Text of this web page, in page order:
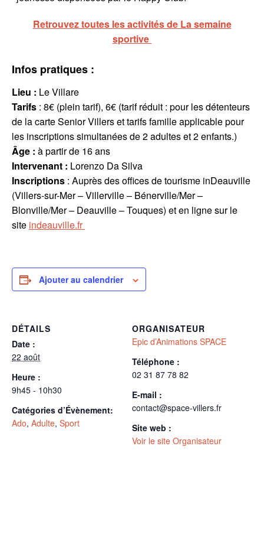
Retrouvez toutes les activités de La semaine
sportive
Infos pratiques :
Lieu : Le Villare
Tarifs : 8€ (plein tarif), 6€ (tarif réduit : pour les détenteurs
de la carte Senior Villers et tarifs famille applicable pour
les inscriptions simultanées de 2 adultes et 2 enfants.)
Âge : à partir de 16 ans
Intervenant : Lorenzo Da Silva
Inscriptions : Auprès des offices de tourisme inDeauville
(Villers-sur-Mer – Villerville – Bénerville/Mer –
Blonville/Mer – Deauville – Touques) et en ligne sur le
site indeauville.fr
Ajouter au calendrier
DÉTAILS
Date :
22 août
Heure :
9h45 - 10h30
Catégories d’Évènement:
Ado, Adulte, Sport
ORGANISATEUR
Epic d’Animations SPACE
Téléphone :
02 31 87 78 82
E-mail :
contact@space-villers.fr
Site web :
Voir le site Organisateur